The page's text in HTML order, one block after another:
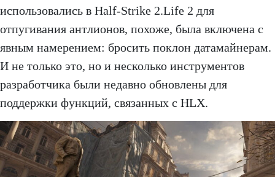
использовались в Half-Strike 2.Life 2 для
отпугивания антлионов, похоже, была включена с
явным намерением: бросить поклон датамайнерам.
И не только это, но и несколько инструментов
разработчика были недавно обновлены для
поддержки функций, связанных с HLX.